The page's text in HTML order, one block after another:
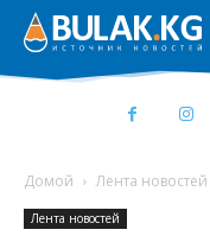
Домой Лента новостей
Лента новостей